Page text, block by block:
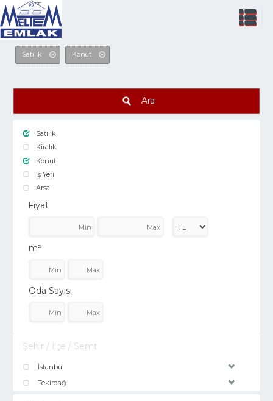
Satılık Konut
Ara
Satılık
Kiralık
Konut
İş Yeri
Arsa
Fiyat
m²
Oda Sayısı
Şehir / İlçe / Semt
İstanbul
Tekirdağ